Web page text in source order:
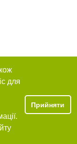
для
Прийняти